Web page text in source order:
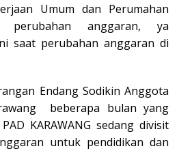
Umum dan Perumahan
anggaran, ya
saat perubahan anggaran di
Endang Sodikin Anggota
beberapa bulan yang
KARAWANG sedang divisit
untuk pendidikan dan